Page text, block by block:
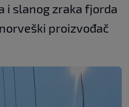
i slanog zraka fjorda
proizvođač